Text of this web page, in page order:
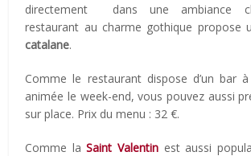
directement dans une ambiance
restaurant au charme gothique propose
catalane.
Comme le restaurant dispose d’un bar à
animée le week-end, vous pouvez aussi
sur place. Prix du menu : 32 €.
Comme la Saint Valentinest aussi